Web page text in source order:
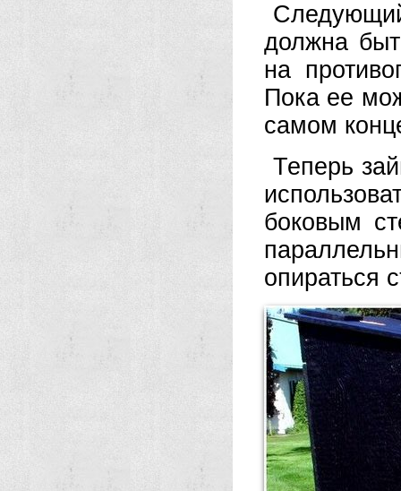
должна
на
Пока ее
самом
Теперь
боковым
опираться